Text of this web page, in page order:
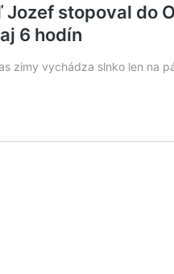
stopoval do
6 hodín
zimy vychádza slnko len na